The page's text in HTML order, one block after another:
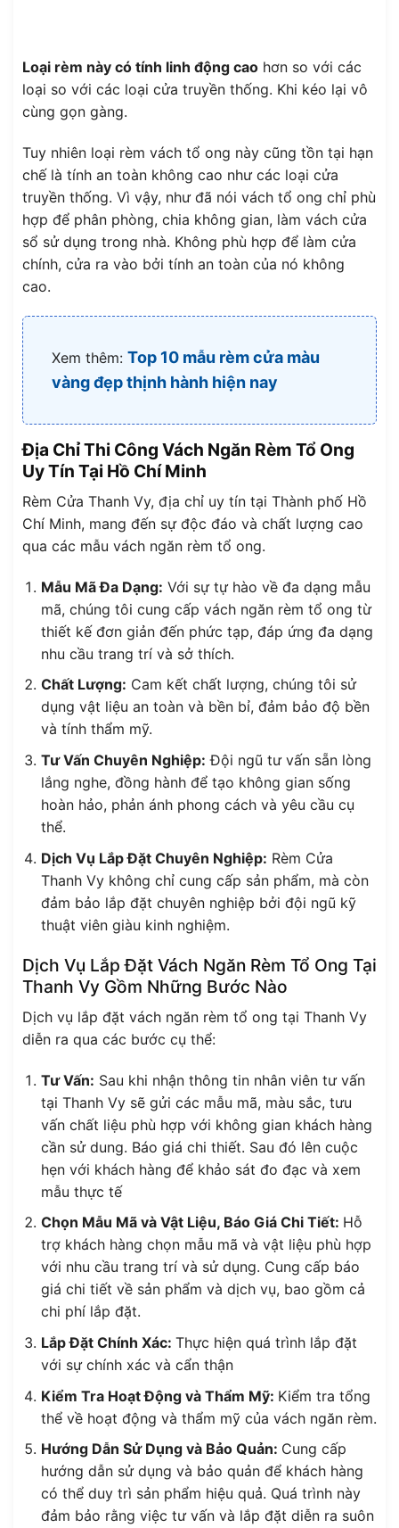
Loại rèm này có tính linh động cao hơn so với các
loại so với các loại cửa truyền thống. Khi kéo lại vô
cùng gọn gàng.
Tuy nhiên loại rèm vách tổ ong này cũng tồn tại hạn
chế là tính an toàn không cao như các loại cửa
truyền thống. Vì vậy, như đã nói vách tổ ong chỉ phù
hợp để phân phòng, chia không gian, làm vách cửa
sổ sử dụng trong nhà. Không phù hợp để làm cửa
chính, cửa ra vào bởi tính an toàn của nó không
cao.
Xem thêm: Top 10 mẫu rèm cửa màu
vàng đẹp thịnh hành hiện nay
Địa Chỉ Thi Công Vách Ngăn Rèm Tổ Ong
Uy Tín Tại Hồ Chí Minh
Rèm Cửa Thanh Vy, địa chỉ uy tín tại Thành phố Hồ
Chí Minh, mang đến sự độc đáo và chất lượng cao
qua các mẫu vách ngăn rèm tổ ong.
Mẫu Mã Đa Dạng: Với sự tự hào về đa dạng mẫu
mã, chúng tôi cung cấp vách ngăn rèm tổ ong từ
thiết kế đơn giản đến phức tạp, đáp ứng đa dạng
nhu cầu trang trí và sở thích.
Chất Lượng: Cam kết chất lượng, chúng tôi sử
dụng vật liệu an toàn và bền bỉ, đảm bảo độ bền
và tính thẩm mỹ.
Tư Vấn Chuyên Nghiệp: Đội ngũ tư vấn sẵn lòng
lắng nghe, đồng hành để tạo không gian sống
hoàn hảo, phản ánh phong cách và yêu cầu cụ
thể.
Dịch Vụ Lắp Đặt Chuyên Nghiệp: Rèm Cửa
Thanh Vy không chỉ cung cấp sản phẩm, mà còn
đảm bảo lắp đặt chuyên nghiệp bởi đội ngũ kỹ
thuật viên giàu kinh nghiệm.
Dịch Vụ Lắp Đặt Vách Ngăn Rèm Tổ Ong Tại
Thanh Vy Gồm Những Bước Nào
Dịch vụ lắp đặt vách ngăn rèm tổ ong tại Thanh Vy
diễn ra qua các bước cụ thể:
Tư Vấn: Sau khi nhận thông tin nhân viên tư vấn
tại Thanh Vy sẽ gửi các mẫu mã, màu sắc, tưu
vấn chất liệu phù hợp với không gian khách hàng
cần sử dung. Báo giá chi thiết. Sau đó lên cuộc
hẹn với khách hàng để khảo sát đo đạc và xem
mẫu thực tế
Chọn Mẫu Mã và Vật Liệu, Báo Giá Chi Tiết: Hỗ
trợ khách hàng chọn mẫu mã và vật liệu phù hợp
với nhu cầu trang trí và sử dụng. Cung cấp báo
giá chi tiết về sản phẩm và dịch vụ, bao gồm cả
chi phí lắp đặt.
Lắp Đặt Chính Xác: Thực hiện quá trình lắp đặt
với sự chính xác và cẩn thận
Kiểm Tra Hoạt Động và Thẩm Mỹ: Kiểm tra tổng
thể về hoạt động và thẩm mỹ của vách ngăn rèm.
Hướng Dẫn Sử Dụng và Bảo Quản: Cung cấp
hướng dẫn sử dụng và bảo quản để khách hàng
có thể duy trì sản phẩm hiệu quả. Quá trình này
đảm bảo rằng việc tư vấn và lắp đặt diễn ra suôn